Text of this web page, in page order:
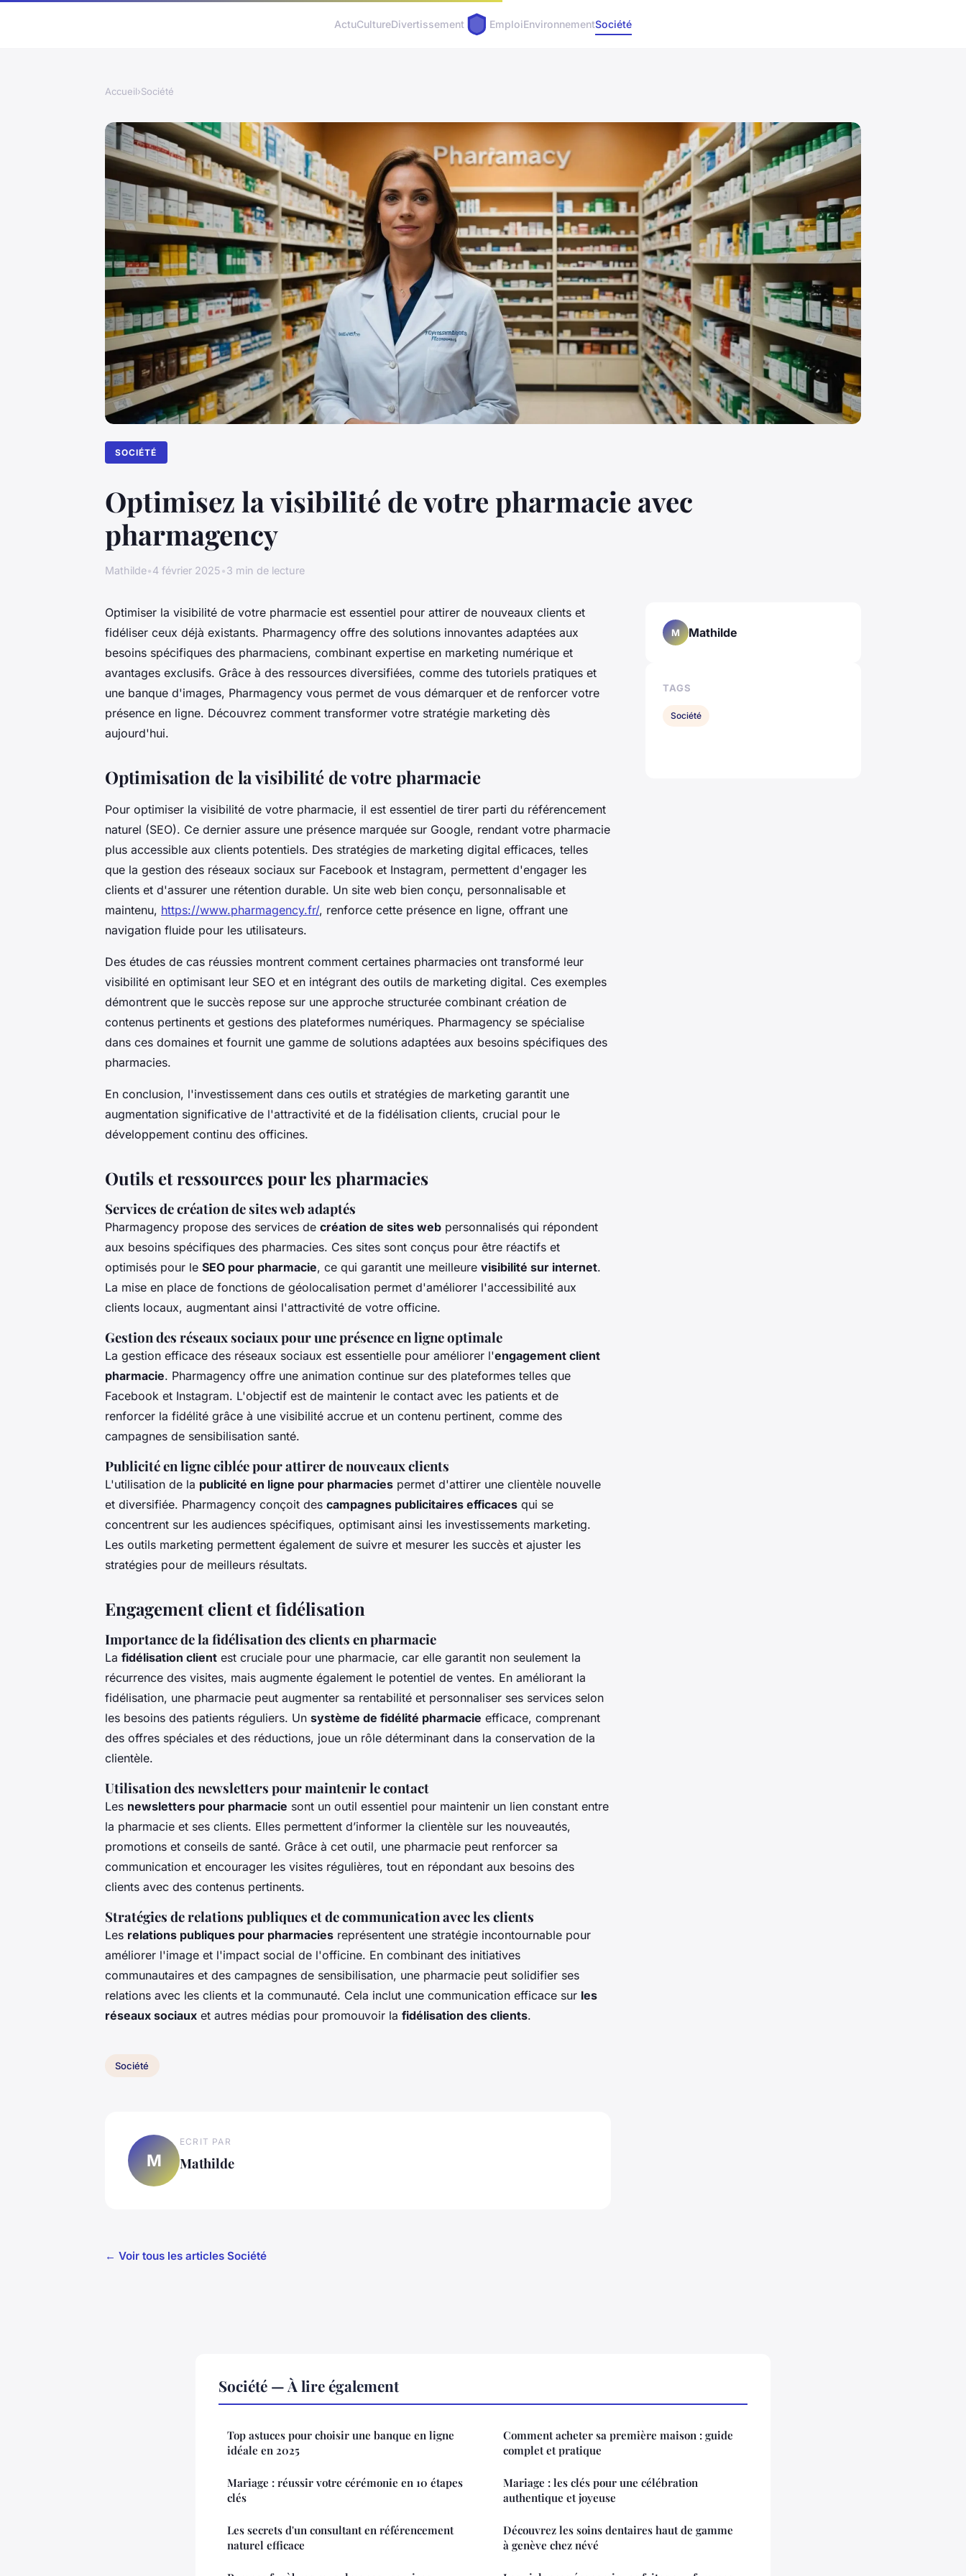
ActuCultureDivertissement EmploiEnvironnementSociété
Accueil›Société
SOCIÉTÉ
Optimisez la visibilité de votre pharmacie avec
pharmagency
Mathilde•4 février 2025•3 min de lecture
Optimiser la visibilité de votre pharmacie est essentiel pour attirer de nouveaux clients et
fidéliser ceux déjà existants. Pharmagency offre des solutions innovantes adaptées aux
besoins spécifiques des pharmaciens, combinant expertise en marketing numérique et
avantages exclusifs. Grâce à des ressources diversifiées, comme des tutoriels pratiques et
une banque d'images, Pharmagency vous permet de vous démarquer et de renforcer votre
présence en ligne. Découvrez comment transformer votre stratégie marketing dès
aujourd'hui.
Optimisation de la visibilité de votre pharmacie
Pour optimiser la visibilité de votre pharmacie, il est essentiel de tirer parti du référencement
naturel (SEO). Ce dernier assure une présence marquée sur Google, rendant votre pharmacie
plus accessible aux clients potentiels. Des stratégies de marketing digital efficaces, telles
que la gestion des réseaux sociaux sur Facebook et Instagram, permettent d'engager les
clients et d'assurer une rétention durable. Un site web bien conçu, personnalisable et
maintenu, https://www.pharmagency.fr/, renforce cette présence en ligne, offrant une
navigation fluide pour les utilisateurs.
Des études de cas réussies montrent comment certaines pharmacies ont transformé leur
visibilité en optimisant leur SEO et en intégrant des outils de marketing digital. Ces exemples
démontrent que le succès repose sur une approche structurée combinant création de
contenus pertinents et gestions des plateformes numériques. Pharmagency se spécialise
dans ces domaines et fournit une gamme de solutions adaptées aux besoins spécifiques des
pharmacies.
En conclusion, l'investissement dans ces outils et stratégies de marketing garantit une
augmentation significative de l'attractivité et de la fidélisation clients, crucial pour le
développement continu des officines.
Outils et ressources pour les pharmacies
Services de création de sites web adaptés
Pharmagency propose des services de création de sites web personnalisés qui répondent
aux besoins spécifiques des pharmacies. Ces sites sont conçus pour être réactifs et
optimisés pour le SEO pour pharmacie, ce qui garantit une meilleure visibilité sur internet.
La mise en place de fonctions de géolocalisation permet d'améliorer l'accessibilité aux
clients locaux, augmentant ainsi l'attractivité de votre officine.
Gestion des réseaux sociaux pour une présence en ligne optimale
La gestion efficace des réseaux sociaux est essentielle pour améliorer l'engagement client
pharmacie. Pharmagency offre une animation continue sur des plateformes telles que
Facebook et Instagram. L'objectif est de maintenir le contact avec les patients et de
renforcer la fidélité grâce à une visibilité accrue et un contenu pertinent, comme des
campagnes de sensibilisation santé.
Publicité en ligne ciblée pour attirer de nouveaux clients
L'utilisation de la publicité en ligne pour pharmacies permet d'attirer une clientèle nouvelle
et diversifiée. Pharmagency conçoit des campagnes publicitaires efficaces qui se
concentrent sur les audiences spécifiques, optimisant ainsi les investissements marketing.
Les outils marketing permettent également de suivre et mesurer les succès et ajuster les
stratégies pour de meilleurs résultats.
Engagement client et fidélisation
Importance de la fidélisation des clients en pharmacie
La fidélisation client est cruciale pour une pharmacie, car elle garantit non seulement la
récurrence des visites, mais augmente également le potentiel de ventes. En améliorant la
fidélisation, une pharmacie peut augmenter sa rentabilité et personnaliser ses services selon
les besoins des patients réguliers. Un système de fidélité pharmacie efficace, comprenant
des offres spéciales et des réductions, joue un rôle déterminant dans la conservation de la
clientèle.
Utilisation des newsletters pour maintenir le contact
Les newsletters pour pharmacie sont un outil essentiel pour maintenir un lien constant entre
la pharmacie et ses clients. Elles permettent d’informer la clientèle sur les nouveautés,
promotions et conseils de santé. Grâce à cet outil, une pharmacie peut renforcer sa
communication et encourager les visites régulières, tout en répondant aux besoins des
clients avec des contenus pertinents.
Stratégies de relations publiques et de communication avec les clients
Les relations publiques pour pharmacies représentent une stratégie incontournable pour
améliorer l'image et l'impact social de l'officine. En combinant des initiatives
communautaires et des campagnes de sensibilisation, une pharmacie peut solidifier ses
relations avec les clients et la communauté. Cela inclut une communication efficace sur les
réseaux sociaux et autres médias pour promouvoir la fidélisation des clients.
Société
M
ECRIT PAR
Mathilde
← Voir tous les articles Société
M Mathilde
TAGS
Société
Société — À lire également
Top astuces pour choisir une banque en ligne
idéale en 2025
Mariage : réussir votre cérémonie en 10 étapes
clés
Les secrets d'un consultant en référencement
naturel efficace
Comment acheter sa première maison : guide
complet et pratique
Mariage : les clés pour une célébration
authentique et joyeuse
Découvrez les soins dentaires haut de gamme
à genève chez névé